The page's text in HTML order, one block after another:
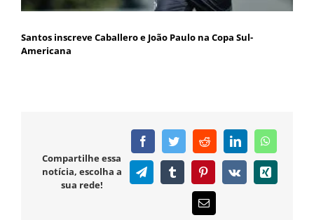
Santos inscreve Caballero e João Paulo na Copa Sul-
Americana
Compartilhe essa
notícia, escolha a
sua rede!
FacebookTwitterRedditLinkedIn
TelegramTumblr PinterestVk Xing
E-
mail